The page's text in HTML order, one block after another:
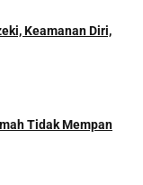
Keamanan Diri,
Tidak Mempan